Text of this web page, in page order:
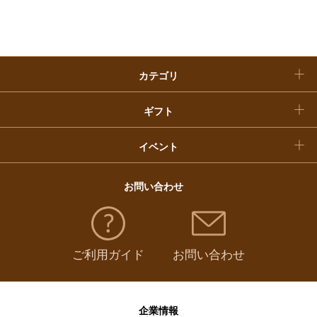
カテゴリ
ギフト
イベント
福袋
お問い合わせ
ご利用ガイド お問い合わせ
企業情報